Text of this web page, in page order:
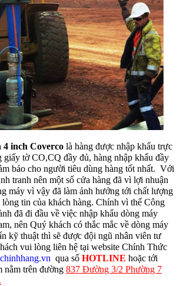
4 inch Coverco là hàng được nhập khẩu trực
tờ CO,CQ đầy đủ, hàng nhập khẩu đầy
bảo cho người tiêu dùng hàng tốt nhất. Với
tranh nên một số cửa hàng đã vì lợi nhuận
máy vì vậy đã làm ảnh hưởng tới chất lượng
lòng tin của khách hàng. Chính vì thế Công
đã đi đầu về việc nhập khẩu dòng máy
nên Quý khách có thắc mắc về dòng máy
kỹ thuật thì sẽ được đội ngũ nhân viên tư
vui lòng liên hệ tại website Chính Thức
qua số HOTLINE hoặc tới
nằm trên đường 837 Đường 3/2 Phường 7